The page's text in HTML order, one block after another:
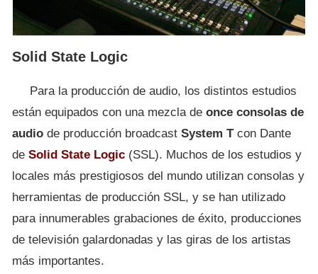
Solid State Logic
Para la producción de audio, los distintos estudios
están equipados con una mezcla de once consolas de
audio de producción broadcast System T con Dante
de Solid State Logic (SSL). Muchos de los estudios y
locales más prestigiosos del mundo utilizan consolas y
herramientas de producción SSL, y se han utilizado
para innumerables grabaciones de éxito, producciones
de televisión galardonadas y las giras de los artistas
más importantes.